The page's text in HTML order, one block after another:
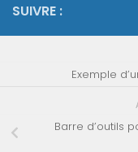
SUIVRE :
Exemple
Barre d’outils